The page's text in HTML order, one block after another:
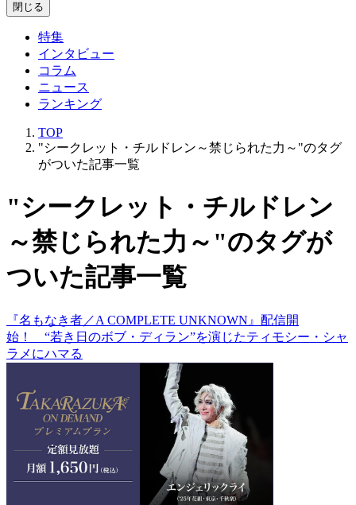
閉じる
特集
インタビュー
コラム
ニュース
ランキング
TOP
"シークレット・チルドレン～禁じられた力～"のタグ
がついた記事一覧
"シークレット・チルドレン
～禁じられた力～"のタグが
ついた記事一覧
『名もなき者／A COMPLETE UNKNOWN』配信開
始！ “若き日のボブ・ディラン”を演じたティモシー・シャ
ラメにハマる